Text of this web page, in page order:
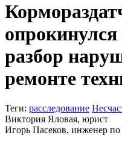
разбор
ремонте
Теги: расследование
Виктория Яловая, юрист
Игорь Пасеков, инженер по